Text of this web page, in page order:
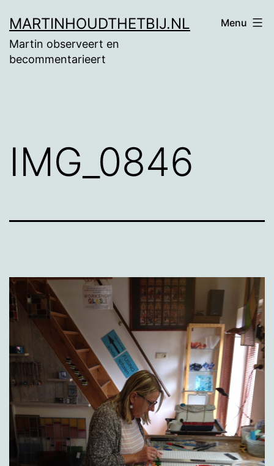
naar
de
MARTINHOUDTHETBIJ.NL
Martin observeert en
becommentarieert
Menu
IMG_0846